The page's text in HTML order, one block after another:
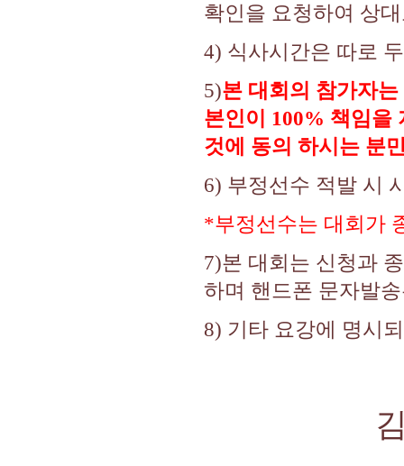
확인을 요청하여 상
4) 식사시간은 따로
5)본 대회의 참가자
본인이 100% 책임을
것에 동의 하시는 분
6) 부정선수 적발 시
*부정선수는 대회가
7)본 대회는 신청과
하며 핸드폰 문자발
8) 기타 요강에 명시